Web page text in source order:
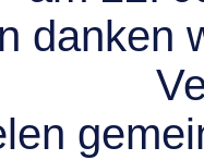
danken